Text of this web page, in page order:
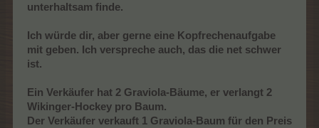
unterhaltsam finde.
Ich würde dir, aber gerne eine Kopfrechenaufgabe
mit geben. Ich verspreche auch, das die net schwer
ist.
Ein Verkäufer hat 2 Graviola-Bäume, er verlangt 2
Wikinger-Hockey pro Baum.
Der Verkäufer verkauft 1 Graviola-Baum für den Preis